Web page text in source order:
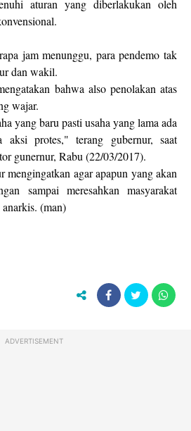
aturan yang diberlakukan oleh
jam menunggu, para pendemo tak
dan wakil.
bahwa also penolakan atas
wajar.
yang baru pasti usaha yang lama ada
aksi protes," terang gubernur, saat
gunernur, Rabu (22/03/2017).
mengingatkan agar apapun yang akan
sampai meresahkan masyarakat
(man)
ADVERTISEMENT